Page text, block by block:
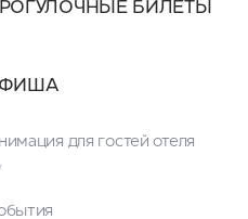
БИЛЕТЫ
для гостей отеля